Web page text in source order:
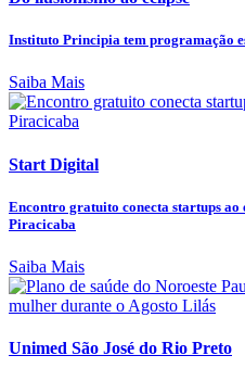
Instituto Principia tem programação
Saiba Mais
Start Digital
Encontro gratuito conecta startups ao
Piracicaba
Saiba Mais
Unimed São José do Rio Preto